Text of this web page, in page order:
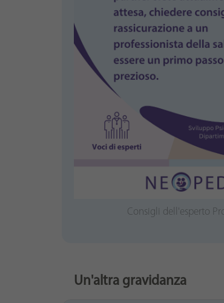
Consigli dell'esperto
Un'altra gravidanza